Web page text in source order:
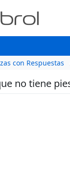
con Respuestas
no tiene